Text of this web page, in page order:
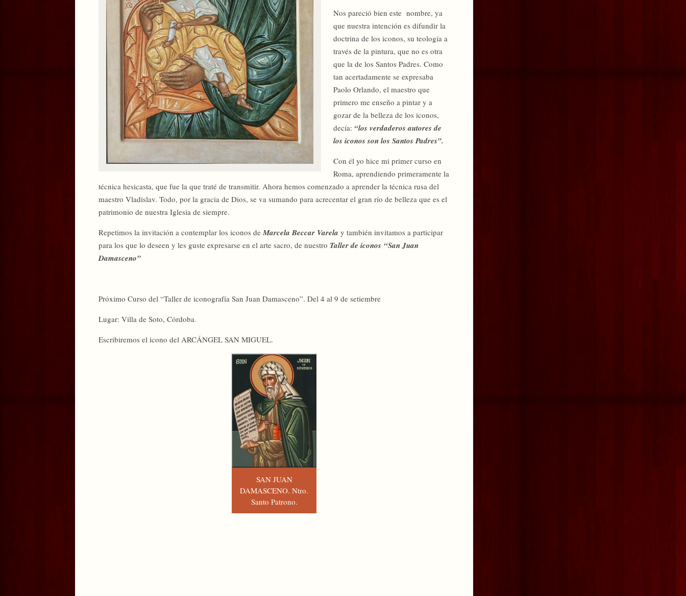
Nos pareció bien este nombre, ya
que nuestra intención es difundir la
doctrina de los iconos, su teología a
través de la pintura, que no es otra
que la de los Santos Padres. Como
tan acertadamente se expresaba
Paolo Orlando, el maestro que
primero me enseño a pintar y a
gozar de la belleza de los iconos,
decía: “los verdaderos autores de
los iconos son los Santos Padres”.
Con él yo hice mi primer curso en
Roma, aprendiendo primeramente la
técnica hesicasta, que fue la que traté de transmitir. Ahora hemos comenzado a aprender la técnica rusa del
maestro Vladislav. Todo, por la gracia de Dios, se va sumando para acrecentar el gran río de belleza que es el
patrimonio de nuestra Iglesia de siempre.
Repetimos la invitación a contemplar los iconos de Marcela Beccar Varela y también invitamos a participar
para los que lo deseen y les guste expresarse en el arte sacro, de nuestro Taller de iconos “San Juan
Damasceno”
Próximo Curso del “Taller de iconografía San Juan Damasceno”. Del 4 al 9 de setiembre
Lugar: Villa de Soto, Córdoba.
Escribiremos el icono del ARCÁNGEL SAN MIGUEL.
SAN JUAN
DAMASCENO. Ntro.
Santo Patrono.